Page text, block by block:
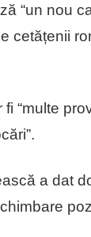
“un nou
cetățenii
“multe
a dat